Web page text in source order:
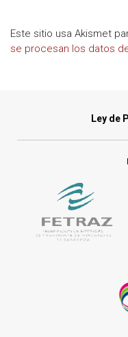
Este sitio usa Akismet
se procesan los datos
Ley de